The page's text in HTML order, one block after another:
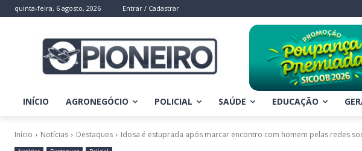
quinta-feira, 6 agosto, 2026 Entrar / Cadastrar
INÍCIO AGRONEGÓCIO POLICIAL SAÚDE EDUCAÇÃO
Início Notícias Destaques Idosa é estuprada após marcar encontro com homem pelas redes